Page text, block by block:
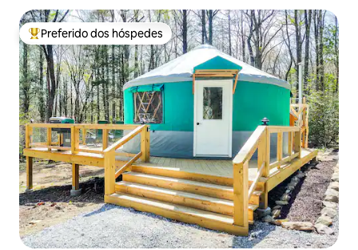
Entre os melhores preferidos dos hóspedes
Preferido dos hóspedes